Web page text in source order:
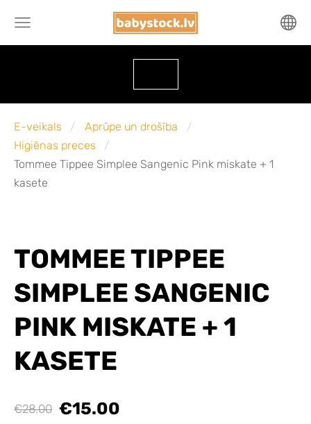
E-veikals
Aprūpe un drošība
Higiēnas preces
Tommee Tippee Simplee Sangenic Pink miskate + 1
kasete
TOMMEE TIPPEE
SIMPLEE SANGENIC
PINK MISKATE + 1
KASETE
€28.00 €15.00